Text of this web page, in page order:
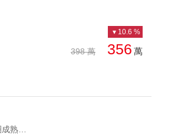
398 萬 356 萬
10.6 %